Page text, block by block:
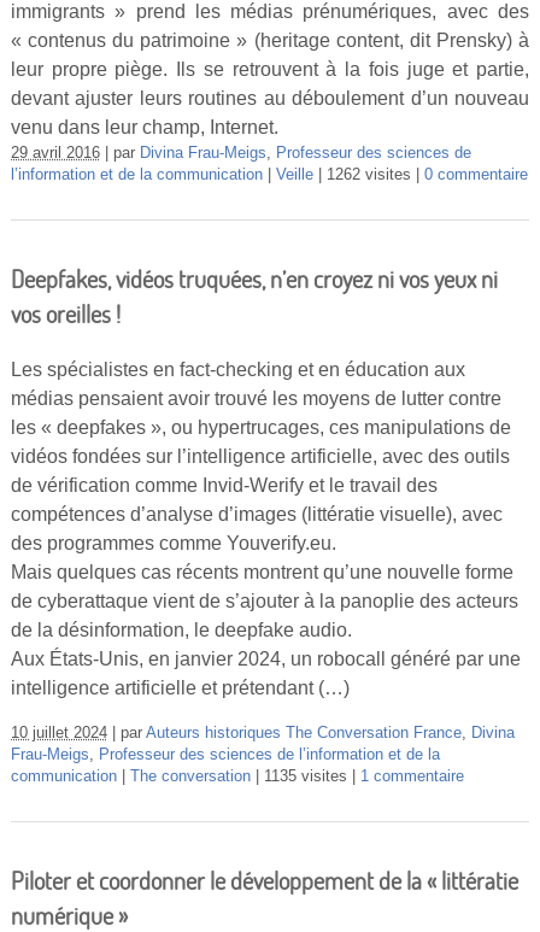
immigrants » prend les médias prénumériques, avec des
« contenus du patrimoine » (heritage content, dit Prensky) à
leur propre piège. Ils se retrouvent à la fois juge et partie,
devant ajuster leurs routines au déboulement d’un nouveau
venu dans leur champ, Internet.
29 avril 2016 par Divina Frau-Meigs, Professeur des sciences de
l’information et de la communication
Veille 1262 visites 0 commentaire
Deepfakes, vidéos truquées, n’en croyez ni vos yeux ni
vos oreilles !
Les spécialistes en fact-checking et en éducation aux
médias pensaient avoir trouvé les moyens de lutter contre
les « deepfakes », ou hypertrucages, ces manipulations de
vidéos fondées sur l’intelligence artificielle, avec des outils
de vérification comme Invid-Werify et le travail des
compétences d’analyse d’images (littératie visuelle), avec
des programmes comme Youverify.eu.
Mais quelques cas récents montrent qu’une nouvelle forme
de cyberattaque vient de s’ajouter à la panoplie des acteurs
de la désinformation, le deepfake audio.
Aux États-Unis, en janvier 2024, un robocall généré par une
intelligence artificielle et prétendant (…)
10 juillet 2024 par Auteurs historiques The Conversation France, Divina
Frau-Meigs, Professeur des sciences de l’information et de la
communication
The conversation 1135 visites 1 commentaire
Piloter et coordonner le développement de la « littératie
numérique »